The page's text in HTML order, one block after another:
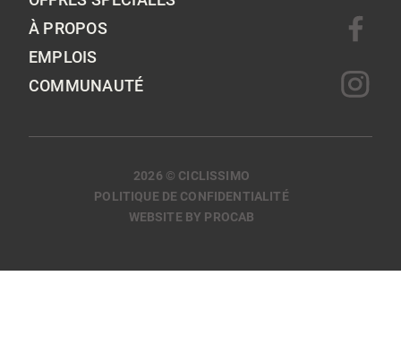
À PROPOS
EMPLOIS
COMMUNAUTÉ
2026 © CICLISSIMO
POLITIQUE DE CONFIDENTIALITÉ
WEBSITE BY PROCAB